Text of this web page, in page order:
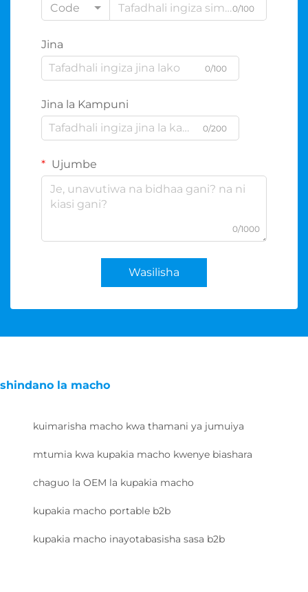
Code
0/100
Jina
0/100
Jina la Kampuni
0/200
Ujumbe
0/1000
Wasilisha
shindano la macho
kuimarisha macho kwa thamani ya jumuiya
mtumia kwa kupakia macho kwenye biashara
chaguo la OEM la kupakia macho
kupakia macho portable b2b
kupakia macho inayotabasisha sasa b2b